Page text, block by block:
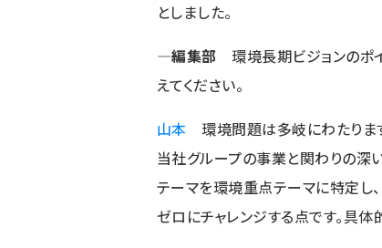
としました。
―編集部 環境長期ビジョンのポ
えてください。
山本環境問題は多岐にわたりま
当社グループの事業と関わりの深
テーマを環境重点テーマに特定し
ゼロにチャレンジする点です。具体